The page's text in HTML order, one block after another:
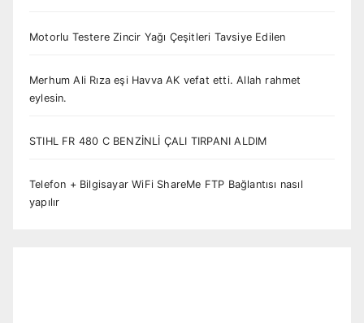
Motorlu Testere Zincir Yağı Çeşitleri Tavsiye Edilen
Merhum Ali Rıza eşi Havva AK vefat etti. Allah rahmet
eylesin.
STIHL FR 480 C BENZİNLİ ÇALI TIRPANI ALDIM
Telefon + Bilgisayar WiFi ShareMe FTP Bağlantısı nasıl
yapılır